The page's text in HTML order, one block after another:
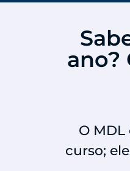
ano?
O
curso;